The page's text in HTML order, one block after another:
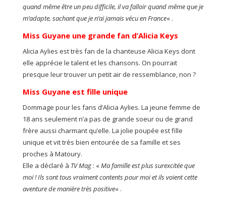
quand même être un peu difficile, il va falloir quand même que je
m’adapte, sachant que je n’ai jamais vécu en France« .
Miss Guyane une grande fan d’Alicia Keys
Alicia Aylies est très fan de la chanteuse Alicia Keys dont
elle apprécie le talent et les chansons. On pourrait
presque leur trouver un petit air de ressemblance, non ?
Miss Guyane est fille unique
Dommage pour les fans d’Alicia Aylies. La jeune femme de
18 ans seulement n’a pas de grande soeur ou de grand
frère aussi charmant qu’elle. La jolie poupée est fille
unique et vit très bien entourée de sa famille et ses
proches à Matoury.
Elle a déclaré à TV Mag: «Ma famille est plus surexcitée que
moi ! Ils sont tous vraiment contents pour moi et ils voient cette
aventure de manière très positive« .